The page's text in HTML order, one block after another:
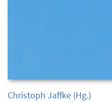
Christoph Jaffke (Hg.)